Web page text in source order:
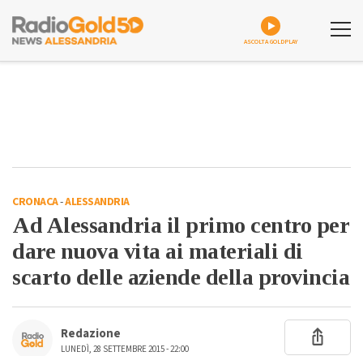
ASCOLTA GOLDPLAY
CRONACA-ALESSANDRIA
Ad Alessandria il primo centro per
dare nuova vita ai materiali di
scarto delle aziende della provincia
Redazione
LUNEDÌ, 28 SETTEMBRE 2015 - 22:00